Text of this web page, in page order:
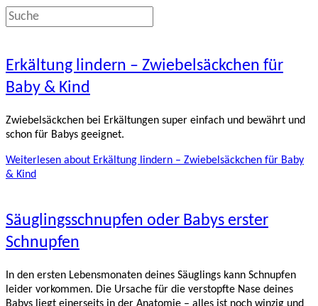
Erkältung lindern – Zwiebelsäckchen für
Baby & Kind
Zwiebelsäckchen bei Erkältungen super einfach und bewährt und
schon für Babys geeignet.
Weiterlesen about Erkältung lindern – Zwiebelsäckchen für Baby
& Kind
Säuglingsschnupfen oder Babys erster
Schnupfen
In den ersten Lebensmonaten deines Säuglings kann Schnupfen
leider vorkommen. Die Ursache für die verstopfte Nase deines
Babys liegt einerseits in der Anatomie – alles ist noch winzig und